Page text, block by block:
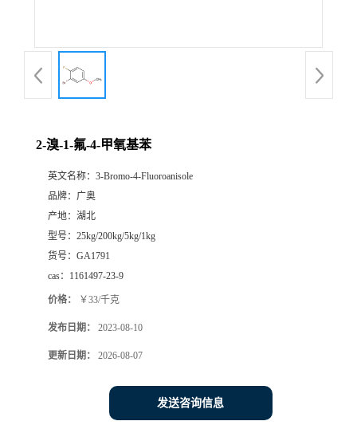
2-溴-1-氟-4-甲氧基苯
英文名称： 3-Bromo-4-Fluoroanisole
品牌： 广奥
产地： 湖北
型号： 25kg/200kg/5kg/1kg
货号： GA1791
cas： 1161497-23-9
价格： ￥33/千克
发布日期： 2023-08-10
更新日期： 2026-08-07
发送咨询信息